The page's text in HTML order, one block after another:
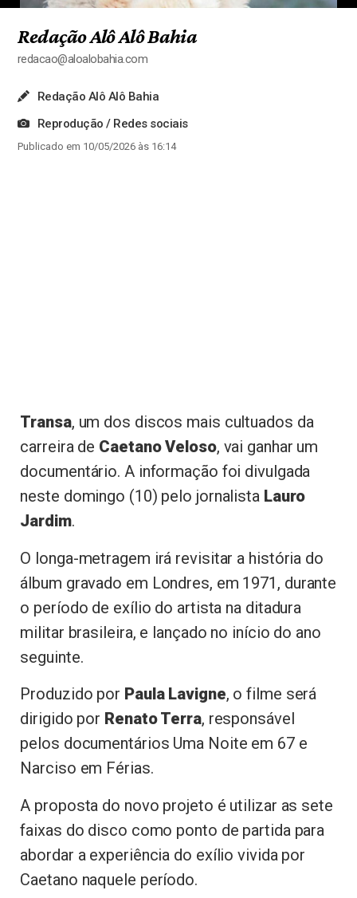
Redação Alô Alô Bahia
redacao@aloalobahia.com
Redação Alô Alô Bahia
Reprodução / Redes sociais
Publicado em 10/05/2026 às 16:14
Transa, um dos discos mais cultuados da
carreira de Caetano Veloso, vai ganhar um
documentário. A informação foi divulgada
neste domingo (10) pelo jornalistaLauro
Jardim.
O longa-metragem irá revisitar a história do
álbum gravado em Londres, em 1971, durante
o período de exílio do artista na ditadura
militar brasileira, e lançado no início do ano
seguinte.
Produzido por Paula Lavigne, o filme será
dirigido por Renato Terra, responsável
pelos documentários Uma Noite em 67 e
Narciso em Férias.
A proposta do novo projeto é utilizar as sete
faixas do disco como ponto de partida para
abordar a experiência do exílio vivida por
Caetano naquele período.